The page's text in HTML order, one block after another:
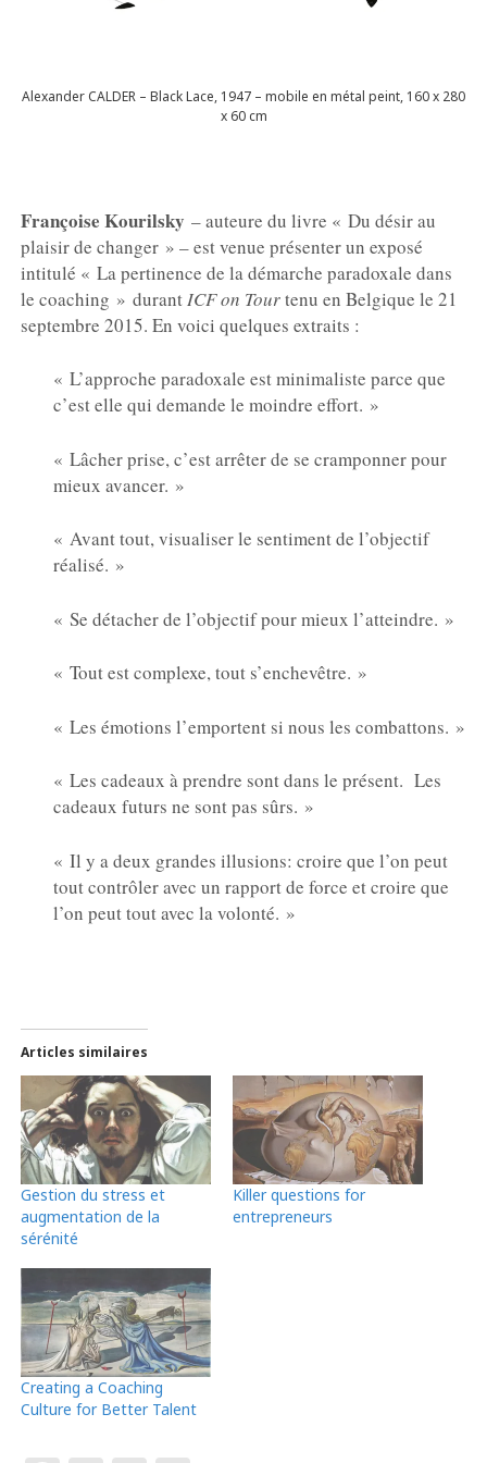
Alexander CALDER – Black Lace, 1947 – mobile en métal peint, 160 x 280
x 60 cm
Françoise Kourilsky – auteure du livre « Du désir au
plaisir de changer » – est venue présenter un exposé
intitulé « La pertinence de la démarche paradoxale dans
le coaching » durantICF on Tourtenu en Belgique le 21
septembre 2015. En voici quelques extraits :
« L’approche paradoxale est minimaliste parce que
c’est elle qui demande le moindre effort. »
« Lâcher prise, c’est arrêter de se cramponner pour
mieux avancer. »
« Avant tout, visualiser le sentiment de l’objectif
réalisé. »
« Se détacher de l’objectif pour mieux l’atteindre. »
« Tout est complexe, tout s’enchevêtre. »
« Les émotions l’emportent si nous les combattons. »
« Les cadeaux à prendre sont dans le présent. Les
cadeaux futurs ne sont pas sûrs. »
« Il y a deux grandes illusions: croire que l’on peut
tout contrôler avec un rapport de force et croire que
l’on peut tout avec la volonté. »
Articles similaires
Gestion du stress et
augmentation de la
sérénité
Killer questions for
entrepreneurs
Creating a Coaching
Culture for Better Talent